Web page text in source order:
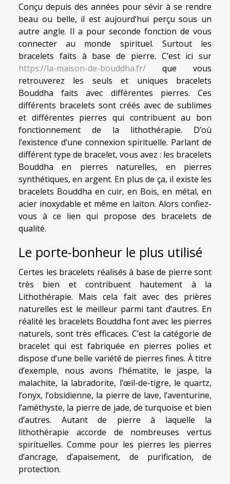
Conçu depuis des années pour sévir à se rendre
beau ou belle, il est aujourd’hui perçu sous un
autre angle. Il a pour seconde fonction de vous
connecter au monde spirituel. Surtout les
bracelets faits à base de pierre. C’est ici sur
https://la-maison-de-bouddha.fr/ que vous
retrouverez les seuls et uniques bracelets
Bouddha faits avec différentes pierres. Ces
différents bracelets sont créés avec de sublimes
et différentes pierres qui contribuent au bon
fonctionnement de la lithothérapie. D’où
l’existence d’une connexion spirituelle. Parlant de
différent type de bracelet, vous avez : les bracelets
Bouddha en pierres naturelles, en pierres
synthétiques, en argent. En plus de ça, il existe les
bracelets Bouddha en cuir, en Bois, en métal, en
acier inoxydable et même en laiton. Alors confiez-
vous à ce lien qui propose des bracelets de
qualité.
Le porte-bonheur le plus utilisé
Certes les bracelets réalisés à base de pierre sont
très bien et contribuent hautement à la
Lithothérapie. Mais cela fait avec des prières
naturelles est le meilleur parmi tant d’autres. En
réalité les bracelets Bouddha font avec les pierres
naturels, sont très efficaces. C’est la catégorie de
bracelet qui est fabriquée en pierres polies et
dispose d’une belle variété de pierres fines. À titre
d’exemple, nous avons l’hématite, le jaspe, la
malachite, la labradorite, l’œil-de-tigre, le quartz,
l’onyx, l’obsidienne, la pierre de lave, l’aventurine,
l’améthyste, la pierre de jade, de turquoise et bien
d’autres. Autant de pierre à laquelle la
lithothérapie accorde de nombreuses vertus
spirituelles. Comme pour les pierres les pierres
d’ancrage, d’apaisement, de purification, de
protection.